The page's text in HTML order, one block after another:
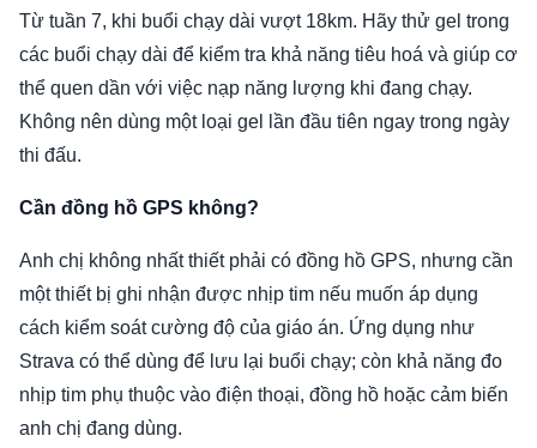
Từ tuần 7, khi buổi chạy dài vượt 18km. Hãy thử gel trong
các buổi chạy dài để kiểm tra khả năng tiêu hoá và giúp cơ
thể quen dần với việc nạp năng lượng khi đang chạy.
Không nên dùng một loại gel lần đầu tiên ngay trong ngày
thi đấu.
Cần đồng hồ GPS không?
Anh chị không nhất thiết phải có đồng hồ GPS, nhưng cần
một thiết bị ghi nhận được nhịp tim nếu muốn áp dụng
cách kiểm soát cường độ của giáo án. Ứng dụng như
Strava có thể dùng để lưu lại buổi chạy; còn khả năng đo
nhịp tim phụ thuộc vào điện thoại, đồng hồ hoặc cảm biến
anh chị đang dùng.